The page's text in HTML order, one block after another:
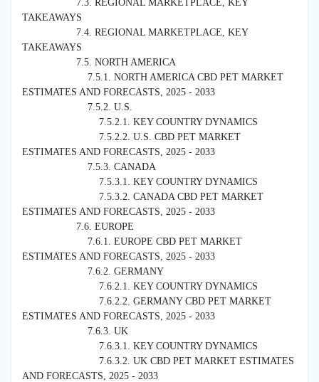
7.3. REGIONAL MARKETPLACE, KEY
TAKEAWAYS
7.4. REGIONAL MARKETPLACE, KEY
TAKEAWAYS
7.5. NORTH AMERICA
7.5.1. NORTH AMERICA CBD PET MARKET
ESTIMATES AND FORECASTS, 2025 - 2033
7.5.2. U.S.
7.5.2.1. KEY COUNTRY DYNAMICS
7.5.2.2. U.S. CBD PET MARKET
ESTIMATES AND FORECASTS, 2025 - 2033
7.5.3. CANADA
7.5.3.1. KEY COUNTRY DYNAMICS
7.5.3.2. CANADA CBD PET MARKET
ESTIMATES AND FORECASTS, 2025 - 2033
7.6. EUROPE
7.6.1. EUROPE CBD PET MARKET
ESTIMATES AND FORECASTS, 2025 - 2033
7.6.2. GERMANY
7.6.2.1. KEY COUNTRY DYNAMICS
7.6.2.2. GERMANY CBD PET MARKET
ESTIMATES AND FORECASTS, 2025 - 2033
7.6.3. UK
7.6.3.1. KEY COUNTRY DYNAMICS
7.6.3.2. UK CBD PET MARKET ESTIMATES
AND FORECASTS, 2025 - 2033